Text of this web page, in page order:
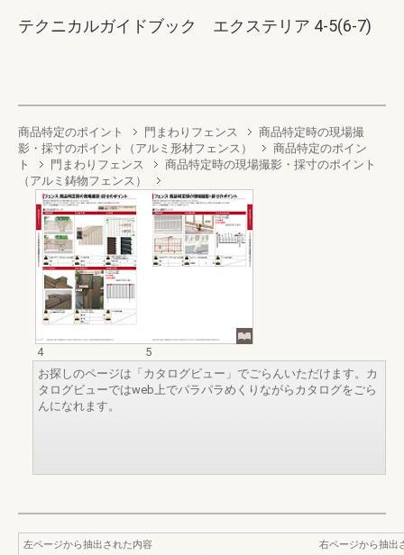
テクニカルガイドブック エクステリア 4-5(6-7)
商品特定のポイント 門まわりフェンス
商品特定時の現場撮
影・採寸のポイント（アルミ形材フェンス）
商品特定のポイン
ト
門まわりフェンス
商品特定時の現場撮影・採寸のポイント
（アルミ鋳物フェンス）
4
5
お探しのページは「カタログビュー」でごらんいただけます。カ
タログビューではweb上でパラパラめくりながらカタログをごら
んになれます。
左ページから抽出された内容
右ページから抽出